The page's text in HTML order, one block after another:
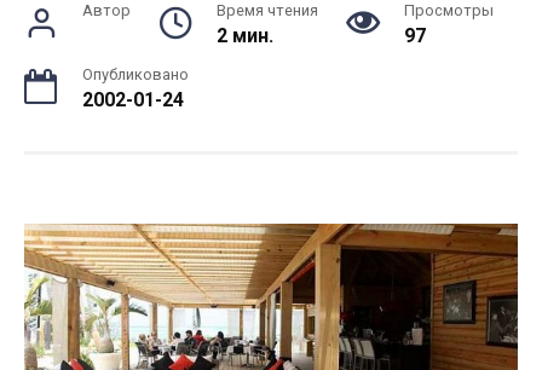
Автор Время чтения
2 мин.
Просмотры
97
Опубликовано
2002-01-24